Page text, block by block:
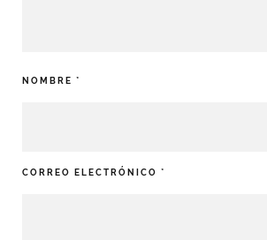
NOMBRE *
CORREO ELECTRÓNICO *